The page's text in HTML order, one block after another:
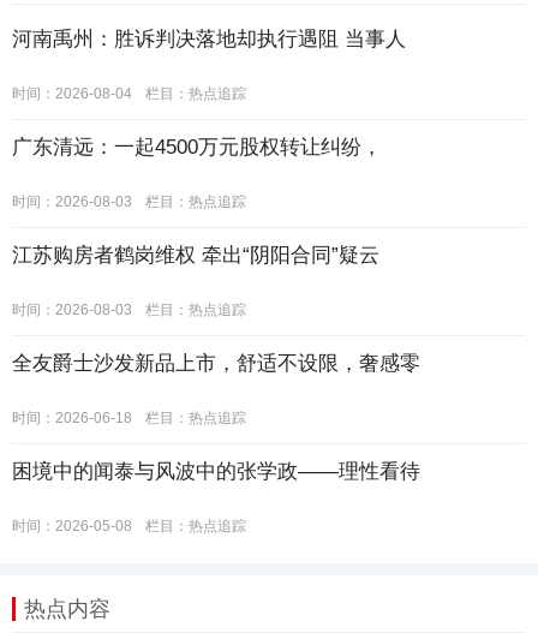
河南禹州：胜诉判决落地却执行遇阻 当事人
时间：2026-08-04 栏目： 热点追踪
广东清远：一起4500万元股权转让纠纷，
时间：2026-08-03 栏目： 热点追踪
江苏购房者鹤岗维权 牵出“阴阳合同”疑云
时间：2026-08-03 栏目： 热点追踪
全友爵士沙发新品上市，舒适不设限，奢感零
时间：2026-06-18 栏目： 热点追踪
困境中的闻泰与风波中的张学政——理性看待
时间：2026-05-08 栏目： 热点追踪
热点内容